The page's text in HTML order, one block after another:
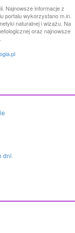
Najnowsze informacje z
portalu wykorzystano m.in.
naturalnej i wizażu. Na
oraz najnowsze
dni